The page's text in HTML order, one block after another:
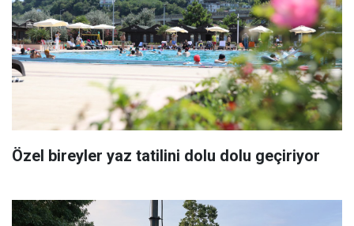
Özel bireyler yaz tatilini dolu dolu geçiriyor